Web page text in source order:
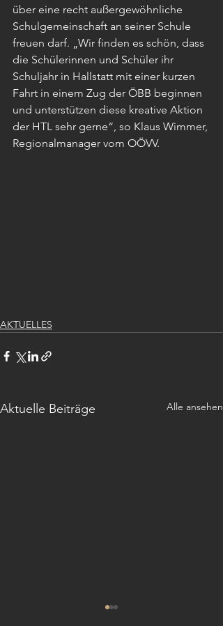
über eine recht außergewöhnliche
Schulgemeinschaft an seiner Schule
freuen darf. „Wir finden es schön, dass
die Schülerinnen und Schüler ihr
Schuljahr in Hallstatt mit einer kurzen
Fahrt in einem Zug der ÖBB beginnen
und unterstützen diese kreative Aktion
der HTL sehr gerne“, so Klaus Wimmer,
Regionalmanager vom OÖVV.
AKTUELLES
Aktuelle Beiträge Alle ansehen